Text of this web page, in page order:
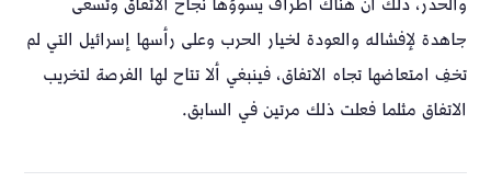
جاهدة لإفشاله والعودة لخيار الحرب وعلى رأسها إسرائيل التي لم
تخفِ امتعاضها تجاه الاتفاق، فينبغي ألا تتاح لها الفرصة لتخريب
الاتفاق مثلما فعلت ذلك مرتين في السابق.